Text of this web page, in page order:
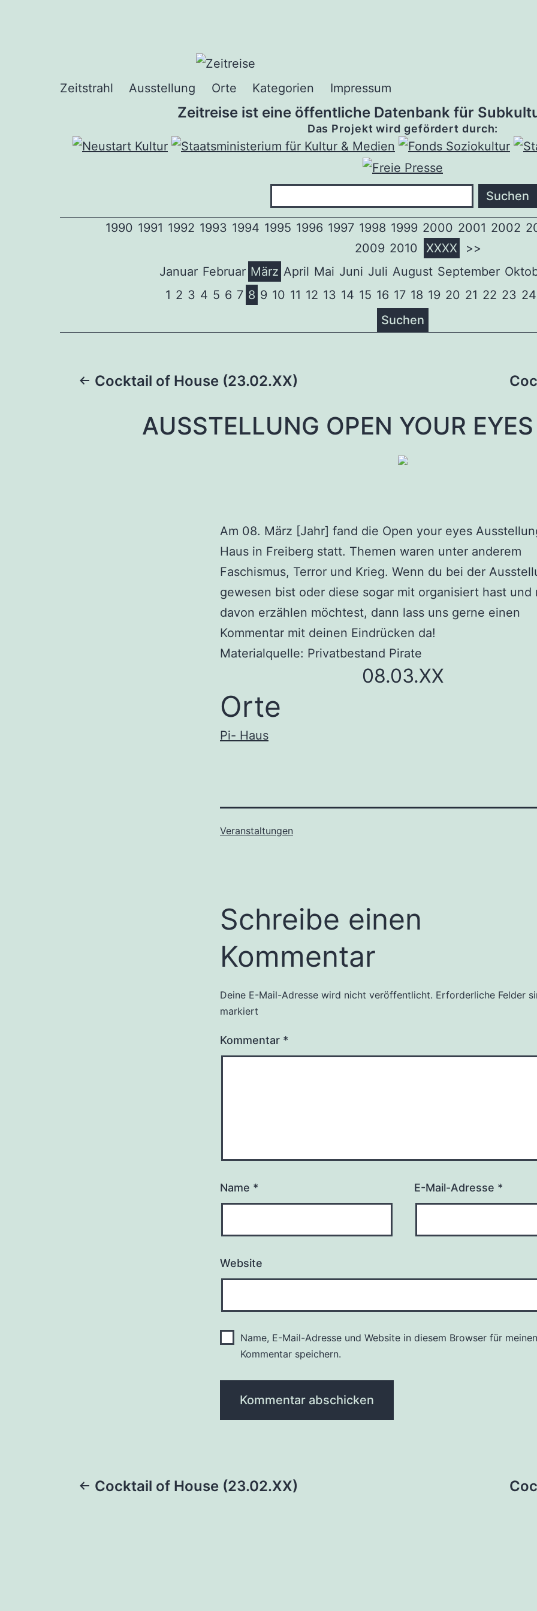
Zeitstrahl Ausstellung Orte Kategorien Impressum
Zeitreise ist eine öffentliche Datenbank für
Das Projekt wird gefördert durch:
1990 1991 1992 1993 1994 1995 1996 1997 1998 1999 2000 2001 2002
2009 2010 XXXX
>>
Januar Februar März April Mai Juni Juli August September
1 2 3 4 5 6 7 8 9 10 11 12 13 14 15 16 17 18 19 20 21 22 23 24
Suchen
Beitragsnavigation
Cocktail of House (23.02.XX)
AUSSTELLUNG OPEN YOUR
Am 08. März [Jahr] fand die Open your eyes
Haus in Freiberg statt. Themen waren unter anderem
Faschismus, Terror und Krieg. Wenn du bei der
gewesen bist oder diese sogar mit organisiert hast und
davon erzählen möchtest, dann lass uns gerne einen
Kommentar mit deinen Eindrücken da!
Materialquelle: Privatbestand Pirate
08.03.XX
Orte
Pi- Haus
Veranstaltungen
Schreibe einen
Kommentar
Deine E-Mail-Adresse wird nicht veröffentlicht. Erforderliche Felder
markiert
Kommentar *
Name * E-Mail-Adresse *
Website
Name, E-Mail-Adresse und Website in diesem Browser für
Kommentar speichern.
Beitragsnavigation
Cocktail of House (23.02.XX)